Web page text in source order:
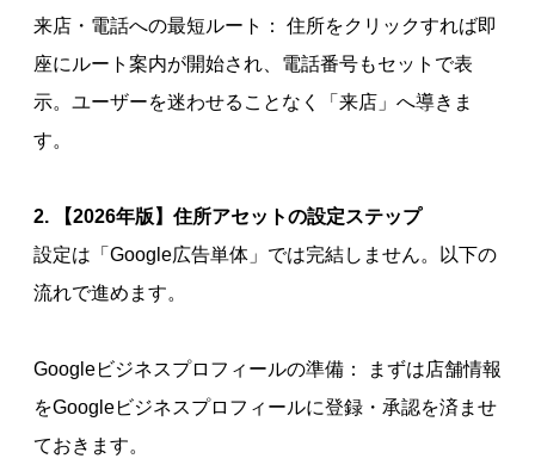
来店・電話への最短ルート： 住所をクリックすれば即
座にルート案内が開始され、電話番号もセットで表
示。ユーザーを迷わせることなく「来店」へ導きま
す。
2. 【2026年版】住所アセットの設定ステップ
設定は「Google広告単体」では完結しません。以下の
流れで進めます。
Googleビジネスプロフィールの準備： まずは店舗情報
をGoogleビジネスプロフィールに登録・承認を済ませ
ておきます。